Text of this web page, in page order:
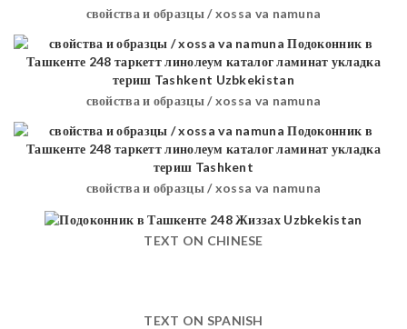
свойства и образцы / xossa va namuna
свойства и образцы / xossa va namuna
свойства и образцы / xossa va namuna
TEXT ON CHINESE
TEXT ON SPANISH